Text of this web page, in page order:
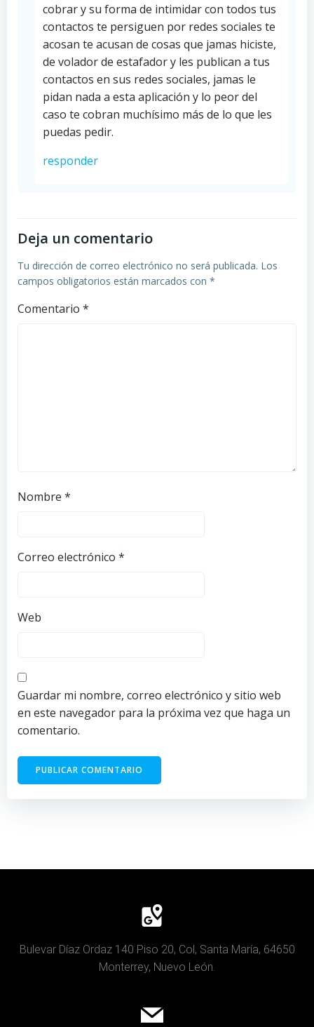
cobrar y su forma de intimidar con todos tus
contactos te persiguen por redes sociales te
acosan te acusan de cosas que jamas hiciste,
de volador de estafador y les publican a tus
contactos en sus redes sociales, jamas le
pidan nada a esta aplicación y lo peor del
caso te cobran muchísimo más de lo que les
puedas pedir.
responder
Deja un comentario
Tu dirección de correo electrónico no será publicada. Los
campos obligatorios están marcados con *
Comentario *
Nombre *
Correo electrónico *
Web
Guardar mi nombre, correo electrónico y sitio web
en este navegador para la próxima vez que haga un
comentario.
Bulevar Díaz Ordaz 140 Piso 20, Col, Santa María, 64650
Monterrey, Nuevo León.